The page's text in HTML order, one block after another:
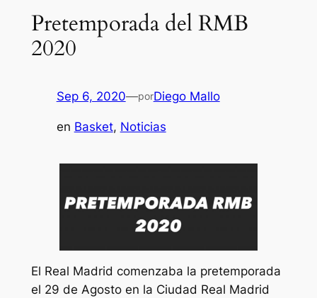
Pretemporada del RMB
2020
Sep 6, 2020—porDiego Mallo
en Basket, Noticias
El Real Madrid comenzaba la pretemporada
el 29 de Agosto en la Ciudad Real Madrid